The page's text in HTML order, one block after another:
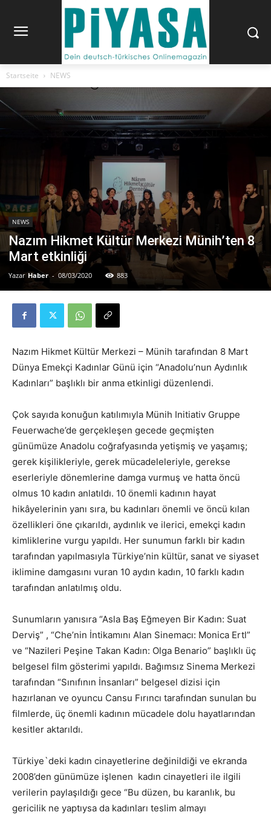
Startseite NEWS
NEWS
Nazım Hikmet Kültür Merkezi Münih’ten 8
Mart etkinliği
Yazar Haber - 08/03/2020 883
Nazım Hikmet Kültür Merkezi – Münih tarafından 8 Mart
Dünya Emekçi Kadınlar Günü için “Anadolu’nun Aydınlık
Kadınları” başlıklı bir anma etkinligi düzenlendi.
Çok sayıda konuğun katılımıyla Münih Initiativ Gruppe
Feuerwache’de gerçekleşen gecede geçmişten
günümüze Anadolu coğrafyasında yetişmiş ve yaşamış;
gerek kişilikleriyle, gerek mücadeleleriyle, gerekse
eserleriyle dönemlerine damga vurmuş ve hatta öncü
olmus 10 kadın anlatıldı. 10 önemli kadının hayat
hikâyelerinin yanı sıra, bu kadınları önemli ve öncü kılan
özellikleri öne çıkarıldı, aydınlık ve ilerici, emekçi kadın
kimliklerine vurgu yapıldı. Her sunumun farklı bir kadın
tarafından yapılmasıyla Türkiye’nin kültür, sanat ve siyaset
iklimine damgasını vuran 10 aydın kadın, 10 farklı kadın
tarafından anlatılmış oldu.
Sunumların yanısıra “Asla Baş Eğmeyen Bir Kadın: Suat
Derviş” , “Che’nin İntikamını Alan Sinemacı: Monica Ertl”
ve “Nazileri Peşine Takan Kadın: Olga Benario” başlıklı üç
belgesel film gösterimi yapıldı. Bağımsız Sinema Merkezi
tarafından “Sınıfının İnsanları” belgesel dizisi için
hazırlanan ve oyuncu Cansu Fırıncı tarafından sunulan bu
filmlerde, üç önemli kadının mücadele dolu hayatlarından
kesitler aktarıldı.
Türkiye`deki kadın cinayetlerine değinildiği ve ekranda
2008’den günümüze işlenen kadın cinayetleri ile ilgili
verilerin paylaşıldığı gece “Bu düzen, bu karanlık, bu
gericilik ne yaptıysa da kadınları teslim almayı